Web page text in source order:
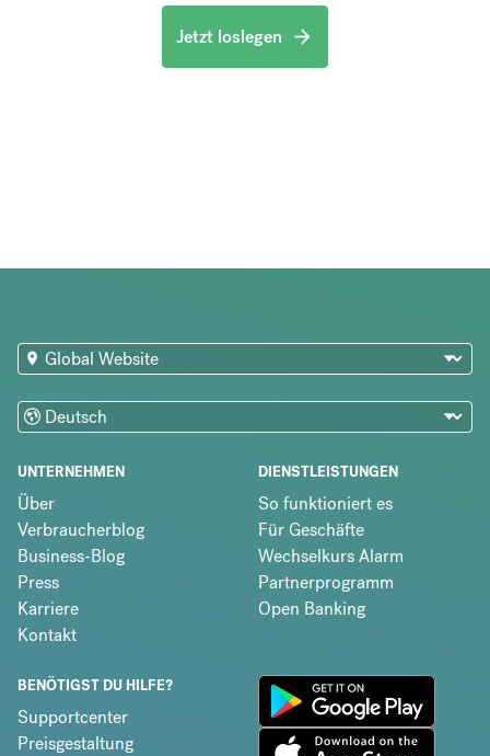
Jetzt loslegen
UNTERNEHMEN
Über
Verbraucherblog
Business-Blog
Press
Karriere
Kontakt
DIENSTLEISTUNGEN
So funktioniert es
Für Geschäfte
Wechselkurs Alarm
Partnerprogramm
Open Banking
BENÖTIGST DU HILFE?
Supportcenter
Preisgestaltung